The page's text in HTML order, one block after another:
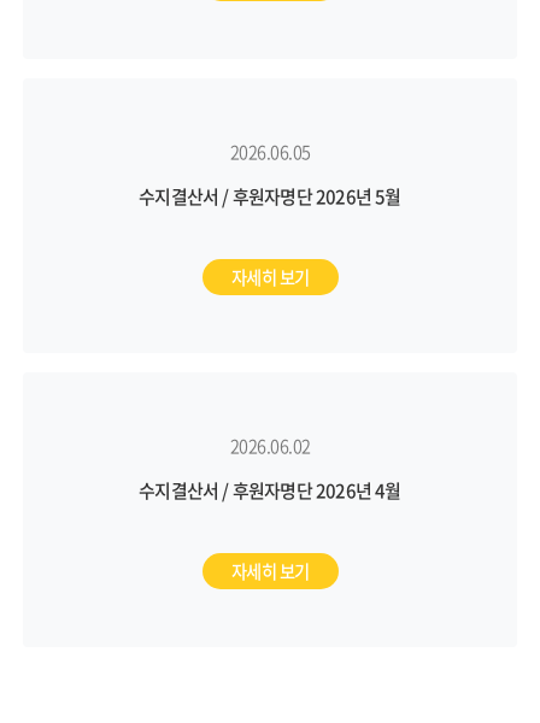
2026.06.05
수지결산서 / 후원자명단 2026년 5월
자세히 보기
2026.06.02
수지결산서 / 후원자명단 2026년 4월
자세히 보기